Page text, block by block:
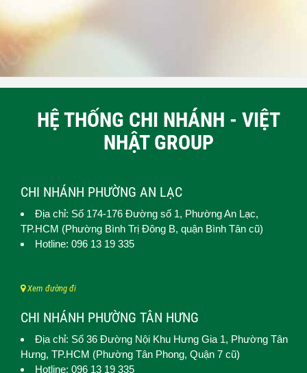
HỆ THỐNG CHI NHÁNH - VIỆT
NHẬT GROUP
CHI NHÁNH PHƯỜNG AN LẠC
Địa chỉ: Số 174-176 Đường số 1, Phường An Lạc,
TP.HCM (Phường Bình Trị Đông B, quận Bình Tân cũ)
Hotline: 096 13 19 335
Xem đường đi
CHI NHÁNH PHƯỜNG TÂN HƯNG
Địa chỉ: Số 36 Đường Nội Khu Hưng Gia 1, Phường Tân
Hưng, TP.HCM (Phường Tân Phong, Quận 7 cũ)
Hotline: 096 13 19 335